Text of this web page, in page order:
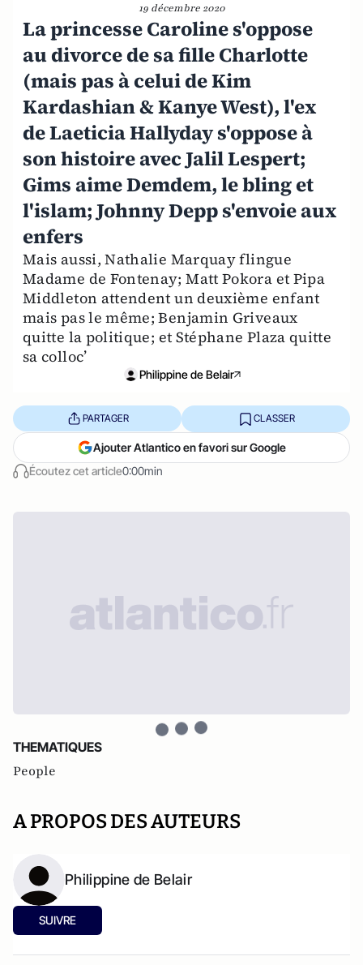
19 décembre 2020
La princesse Caroline s'oppose
au divorce de sa fille Charlotte
(mais pas à celui de Kim
Kardashian & Kanye West), l'ex
de Laeticia Hallyday s'oppose à
son histoire avec Jalil Lespert;
Gims aime Demdem, le bling et
l'islam; Johnny Depp s'envoie aux
enfers
Mais aussi, Nathalie Marquay flingue
Madame de Fontenay; Matt Pokora et Pipa
Middleton attendent un deuxième enfant
mais pas le même; Benjamin Griveaux
quitte la politique; et Stéphane Plaza quitte
sa colloc’
Philippine de Belair
Écoutez cet article0:00min
PARTAGER CLASSER
Ajouter Atlantico en favori sur Google
THEMATIQUES
People
A PROPOS DES AUTEURS
Philippine de Belair
SUIVRE